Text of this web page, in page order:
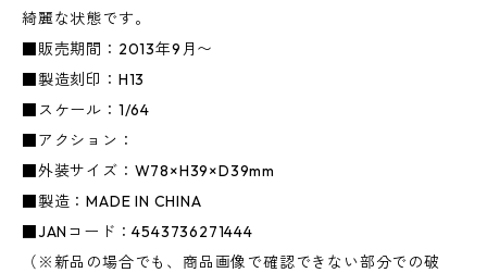
綺麗な状態です。
■販売期間：2013年9月〜
■製造刻印：H13
■スケール：1/64
■アクション：
■外装サイズ：W78×H39×D39mm
■製造：MADE IN CHINA
■JANコード：4543736271444
（※新品の場合でも、商品画像で確認できない部分での破